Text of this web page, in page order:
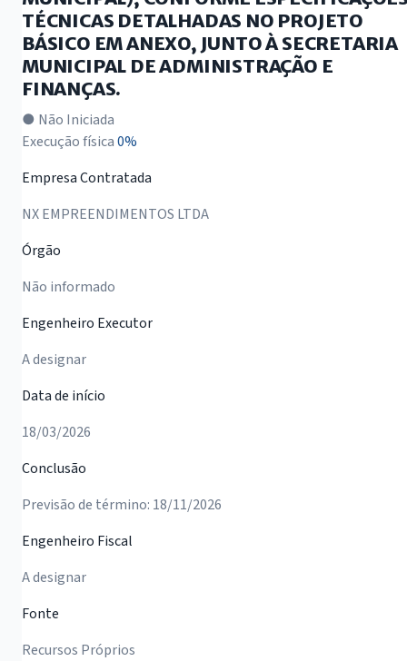
TÉCNICAS DETALHADAS NO PROJETO
BÁSICO EM ANEXO, JUNTO À SECRETARIA
MUNICIPAL DE ADMINISTRAÇÃO E
FINANÇAS.
● Não Iniciada
Execução física0%
Empresa Contratada
NX EMPREENDIMENTOS LTDA
Órgão
Não informado
Engenheiro Executor
A designar
Data de início
18/03/2026
Conclusão
Previsão de término: 18/11/2026
Engenheiro Fiscal
A designar
Fonte
Recursos Próprios